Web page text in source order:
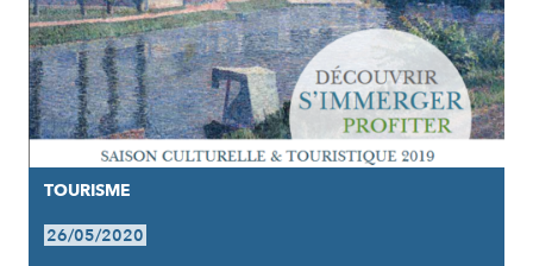
TOURISME
26/05/2020